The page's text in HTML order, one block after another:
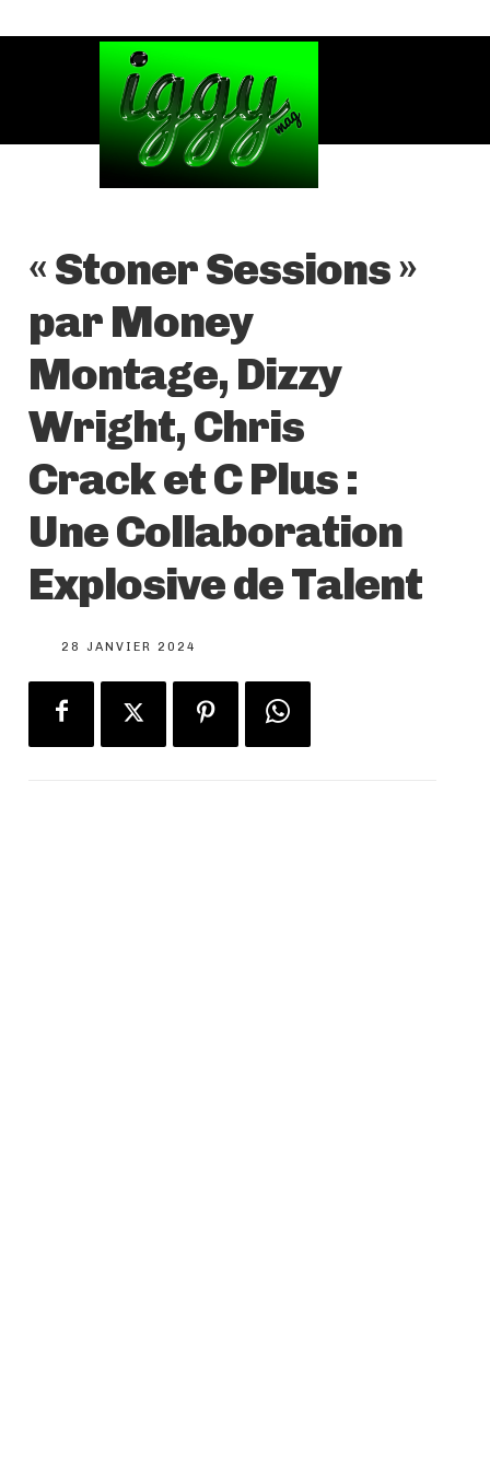
« Stoner Sessions »
par Money
Montage, Dizzy
Wright, Chris
Crack et C Plus :
Une Collaboration
Explosive de Talent
28 JANVIER 2024